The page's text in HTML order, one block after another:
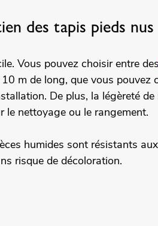
des tapis pieds nus
Vous pouvez choisir entre des
m de long, que vous pouvez
De plus, la légèreté
le nettoyage ou le rangement.
humides sont résistants
risque de décoloration.